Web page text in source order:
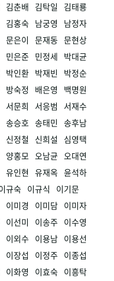
김춘배 김탁일
김태룡
김홍숙 남궁영
남정자
문은이 문재동 문현상
민은준 민정세 박대균
박인환 박재빈
박정순
방숙정 배은영
백명원
서문희 서응범
서재수
송승호 송태민 송후남
신정철 신희설
심영택
양홍모 오남균 오대연
유인현 유재옥 윤석하
규숙 이규식
이기문
이미경 이미담 이미자
이선미 이송주 이수영
이외수 이용남 이용선
이장섭 이정주 이종섭
이화영 이효숙 이흥탁